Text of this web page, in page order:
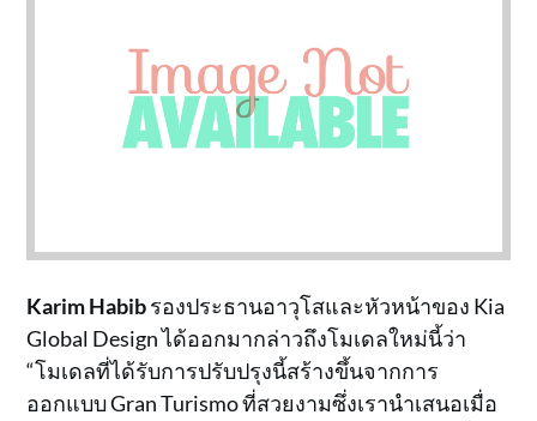
Karim Habibรองประธานอาวุโสและหัวหน้าของ Kia
Global Design ได้ออกมากล่าวถึงโมเดลใหม่นี้ว่า
“โมเดลที่ได้รับการปรับปรุงนี้สร้างขึ้นจากการ
ออกแบบ Gran Turismo ที่สวยงามซึ่งเรานำเสนอเมื่อ